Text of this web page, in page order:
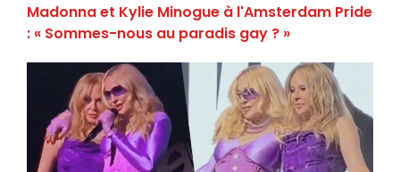
Madonna et Kylie Minogue à l'Amsterdam Pride
: « Sommes-nous au paradis gay ? »